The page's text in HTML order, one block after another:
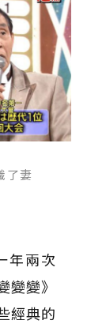
了妻
年兩次
變變》
經典的